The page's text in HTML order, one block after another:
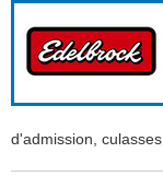
d'admission,